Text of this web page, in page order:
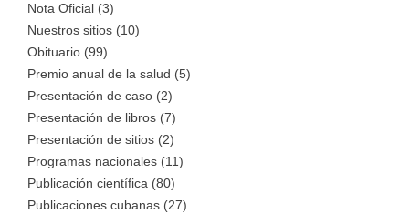
Nota Oficial (3)
Nuestros sitios (10)
Obituario (99)
Premio anual de la salud (5)
Presentación de caso (2)
Presentación de libros (7)
Presentación de sitios (2)
Programas nacionales (11)
Publicación científica (80)
Publicaciones cubanas (27)